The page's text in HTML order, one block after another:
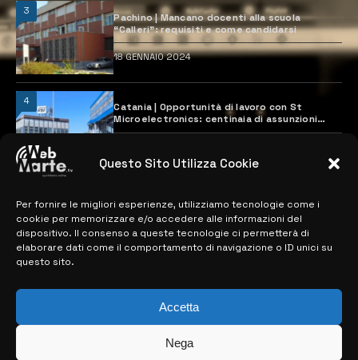
Questo Sito Utilizza Cookie
Per fornire le migliori esperienze, utilizziamo tecnologie come i
cookie per memorizzare e/o accedere alle informazioni del
dispositivo. Il consenso a queste tecnologie ci permetterà di
elaborare dati come il comportamento di navigazione o ID unici su
questo sito.
Accetta
Nega
3
Pachino | Mancano docenti alla scuola
“Calleri”: requisiti e come candidarsi
18 GENNAIO 2024
4
Catania | Opportunità di lavoro con St
Microelectronics: centinaia di assunzioni
previste
MAPPA DEL SITO
> NOTIZIE